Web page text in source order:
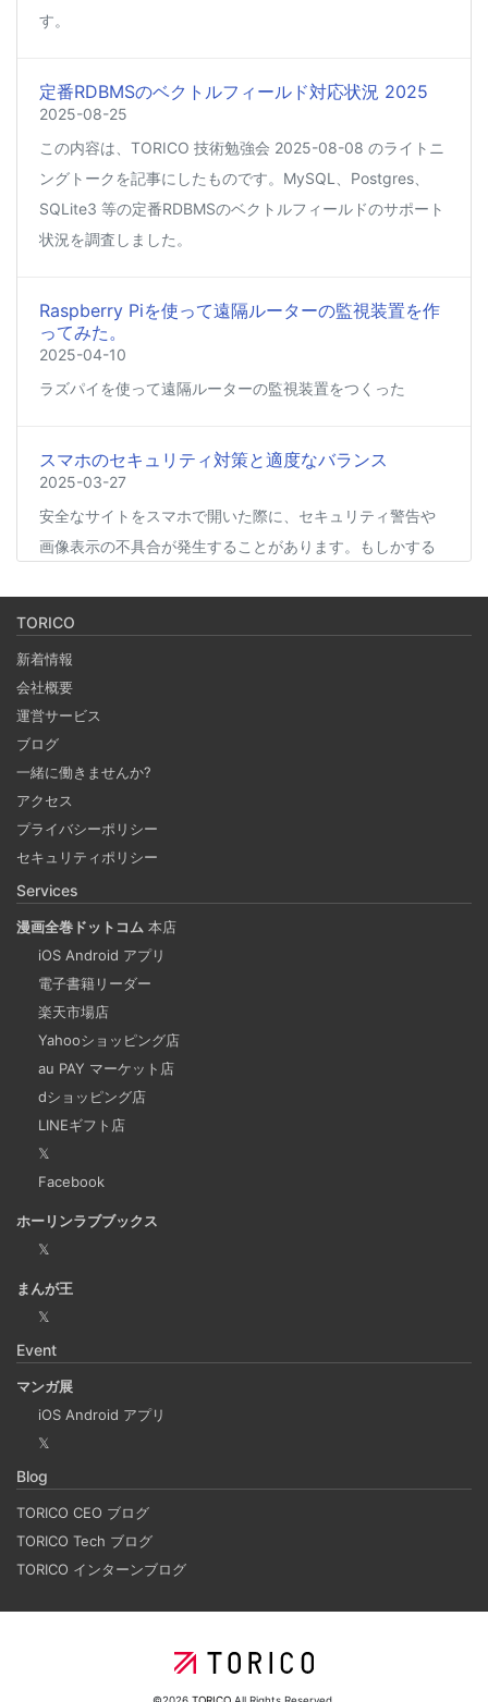
す。
定番RDBMSのベクトルフィールド対応状況 2025
2025-08-25
この内容は、TORICO 技術勉強会 2025-08-08 のライトニ
ングトークを記事にしたものです。MySQL、Postgres、
SQLite3 等の定番RDBMSのベクトルフィールドのサポート
状況を調査しました。
Raspberry Piを使って遠隔ルーターの監視装置を作
ってみた。
2025-04-10
ラズパイを使って遠隔ルーターの監視装置をつくった
スマホのセキュリティ対策と適度なバランス
2025-03-27
安全なサイトをスマホで開いた際に、セキュリティ警告や
画像表示の不具合が発生することがあります。もしかする
ィ対策とその影響について簡単にご紹介します。
Coima + Rosetta 2 で、Apple Silicon 上で x86_64
の Docker イメージをビルドする (Docker desktop
やめる)
2025-03-24
Docker Desktop を使わずに、Mac で x86 の Docker イメ
ージのビルドをする手順を書いています。Colima と
Rosetta2 を使って、クロスアーキテクチャーでビルドする
方法です。Lima, QEmu, nerdctl の実例も記載しています。
2025-03-21
についてご紹介します。 Slackでは、業務で決めたことや会
議の開始前にリマインダーを設定しておくと、とても便利
です。 忙しいと、いくらスケジュールを頭に入れていて
も、仕事に没頭してしまい、他の業務や会議の開始時間を
過ぎてしまうことがあります。そんな経験がある方には、
この機能が非常に役立つと思います。
Laravelを使って簡単にReactを開発できる環境を作
成する
2025-03-18
Laravelを使って簡単にReactの開発環境を構築する。 以前
はPython（Django）＋React（TypeScript）で挫折した
が、今回は得意なPHP（Laravel）をバックエンドにするこ
とで、Reactの学習に集中できる環境を整える。 また、低
コストで構築し、トラブル時の原因特定を容易にすること
を目的としています。
ホーリンラブブックスのリニューアルした時の話
ラブブックスがあります。
TORICO
新着情報
会社概要
運営サービス
ブログ
一緒に働きませんか?
アクセス
プライバシーポリシー
セキュリティポリシー
Services
漫画全巻ドットコム 本店
iOS Android アプリ
電子書籍リーダー
楽天市場店
Yahooショッピング店
au PAY マーケット店
dショッピング店
LINEギフト店
𝕏
Facebook
ホーリンラブブックス
𝕏
まんが王
𝕏
Event
マンガ展
iOS Android アプリ
𝕏
Blog
TORICO CEO ブログ
TORICO Tech ブログ
TORICO インターンブログ